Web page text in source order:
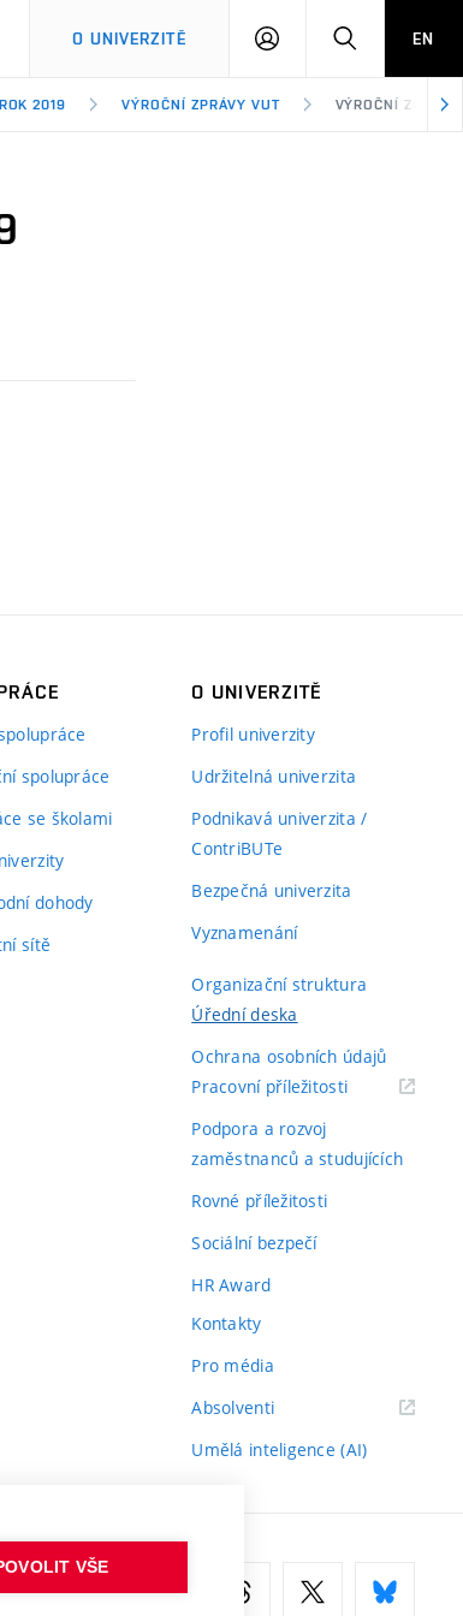
O UNIVERZITĚ
PŘIHLÁSIT HLEDATEN
2019 VÝROČNÍ ZPRÁVY VUT VÝROČNÍ
spolupráce
se školami
dohody
sítě
O UNIVERZITĚ
Profil univerzity
Udržitelná univerzita
Podnikavá univerzita /
ContriBUTe
Bezpečná univerzita
Vyznamenání
Organizační struktura
Úřední deska
Ochrana osobních údajů
Pracovní příležitosti(externí
Podpora a rozvoj
zaměstnanců a studujících
Rovné příležitosti
Sociální bezpečí
HR Award
Kontakty
Pro média
Absolventi(externí
Umělá inteligence (AI)
VŠE